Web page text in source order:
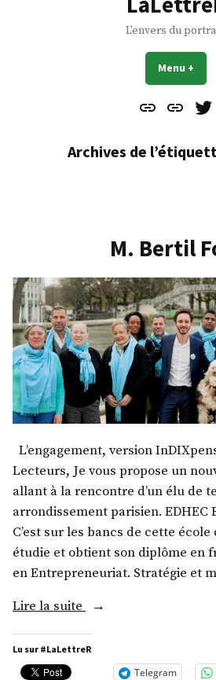
L'envers du
Menu +
Contact
À
Mes
Archives de
M. Bertil
L’engagement, version
Lecteurs, Je vous propose un
allant à la rencontre d’un élu de
arrondissement parisien. EDHEC
C’est sur les bancs de cette
étudie et obtient son diplôme en
en Entrepreneuriat. Stratégie et
Lire la suite
« M.
Fort »
Lu sur #LaLettreR
Telegram